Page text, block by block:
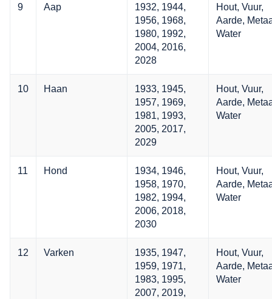
9 Aap
1932, 1944,
1956, 1968,
1980, 1992,
2004, 2016,
2028
Hout, Vuur,
Aarde,
Water
10 Haan
1933, 1945,
1957, 1969,
1981, 1993,
2005, 2017,
2029
Hout, Vuur,
Aarde,
Water
11 Hond
1934, 1946,
1958, 1970,
1982, 1994,
2006, 2018,
2030
Hout, Vuur,
Aarde,
Water
12 Varken
1935, 1947,
1959, 1971,
1983, 1995,
2007, 2019,
Hout, Vuur,
Aarde,
Water